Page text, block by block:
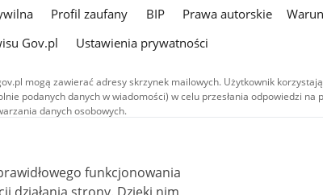
Profil zaufany BIP Prawa autorskie
Gov.pl
Ustawienia prywatności
mogą zawierać adresy skrzynek mailowych. Użytkownik
podanych danych w wiadomości) w celu przesłania odpowiedzi na
danych osobowych.
w serwisie (z wyłączeniem treści audiowizualnych), są
typu Creative Commons: uznanie autorstwa - na tych samych
SA 4.0). Materiały audiowizualne, w tym zdjęcia, materiały audio i
typu Creative Commons: uznanie autorstwa użycie niekomercyjne
4.0 (CC BY-NC-ND 4.0), o ile nie jest to stwierdzone inaczej.
funkcjonowania